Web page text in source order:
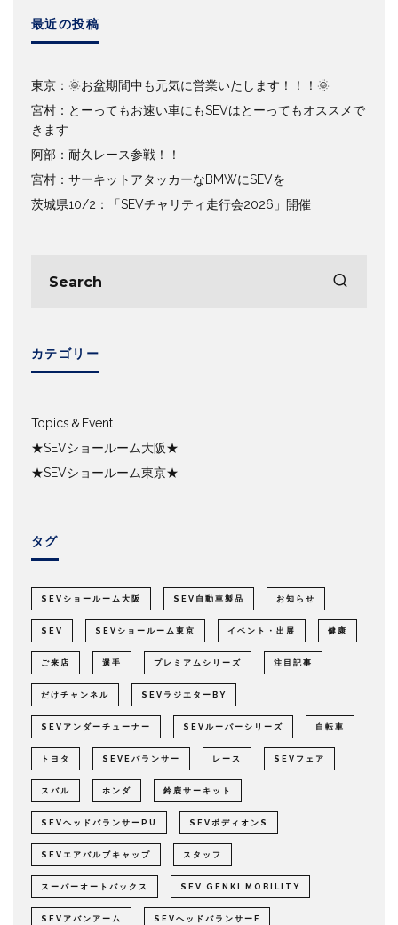
最近の投稿
東京：🌞お盆期間中も元気に営業いたします！！！🌞
宮村：とーってもお速い車にもSEVはとーってもオススメで
きます
阿部：耐久レース参戦！！
宮村：サーキットアタッカーなBMWにSEVを
茨城県10/2：「SEVチャリティ走行会2026」開催
カテゴリー
Topics＆Event
★SEVショールーム大阪★
★SEVショールーム東京★
タグ
SEVショールーム大阪 SEV自動車製品 お知らせ
SEV SEVショールーム東京 イベント・出展 健康
ご来店 選手 プレミアムシリーズ 注目記事
だけチャンネル SEVラジエターBY
SEVアンダーチューナー SEVルーパーシリーズ 自転車
トヨタ SEVEバランサー レース SEVフェア
スバル ホンダ 鈴鹿サーキット
SEVヘッドバランサーPU SEVボディオンS
SEVエアバルブキャップ スタッフ
スーパーオートバックス SEV GENKI MOBILITY
SEVアバンアーム SEVヘッドバランサーF